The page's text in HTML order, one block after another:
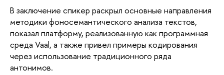
В заключение спикер раскрыл основные направления
методики фоносемантического анализа текстов,
показал платформу, реализованную как программная
среда Vaal, а также привел примеры кодирования
через использование традиционного ряда
антонимов.